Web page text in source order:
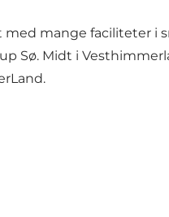
med mange faciliteter i
Sø. Midt i